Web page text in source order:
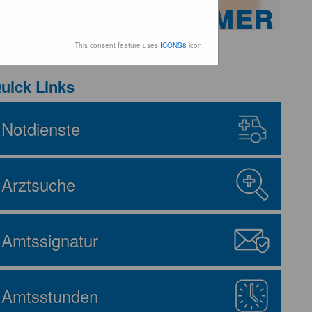
This consent feature uses ICONS8 icon.
Ärztekammer
Links
Notdienste
Arztsuche
Amtssignatur
Amtsstunden